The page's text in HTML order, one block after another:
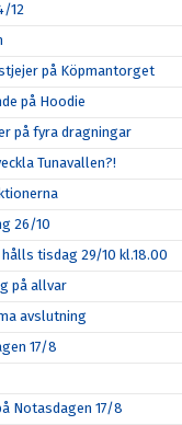
12
på Köpmantorget
på Hoodie
på fyra dragningar
Tunavallen?!
26/10
tisdag 29/10 kl.18.00
på allvar
avslutning
17/8
Notasdagen 17/8